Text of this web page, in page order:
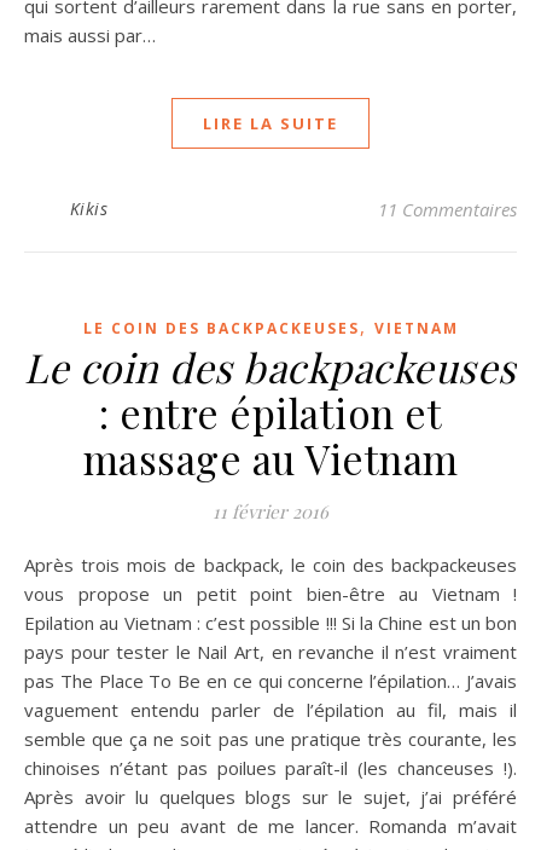
qui sortent d’ailleurs rarement dans la rue sans en porter,
mais aussi par…
LIRE LA SUITE
Kikis 11 Commentaires
LE COIN DES BACKPACKEUSES, VIETNAM
Le coin des backpackeuses
: entre épilation et
massage au Vietnam
11 février 2016
Après trois mois de backpack, le coin des backpackeuses
vous propose un petit point bien-être au Vietnam !
Epilation au Vietnam : c’est possible !!! Si la Chine est un bon
pays pour tester le Nail Art, en revanche il n’est vraiment
pas The Place To Be en ce qui concerne l’épilation… J’avais
vaguement entendu parler de l’épilation au fil, mais il
semble que ça ne soit pas une pratique très courante, les
chinoises n’étant pas poilues paraît-il (les chanceuses !).
Après avoir lu quelques blogs sur le sujet, j’ai préféré
attendre un peu avant de me lancer. Romanda m’avait